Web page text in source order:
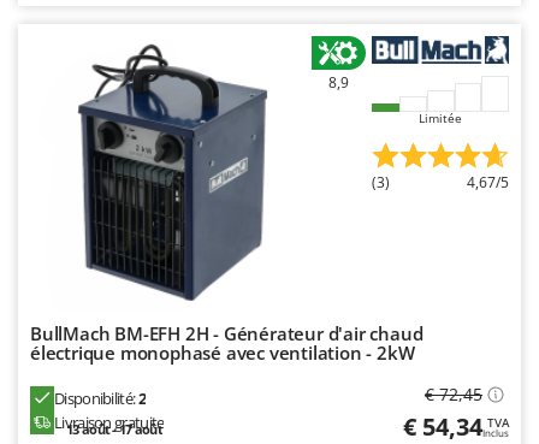
8,9
Limitée
(3) 4,67/5
BullMach BM-EFH 2H - Générateur d'air chaud
électrique monophasé avec ventilation - 2kW
Disponibilité:2
Livraison gratuite
13 août - 17 août
€ 72,45
€ 54,34 TVA
Inclus